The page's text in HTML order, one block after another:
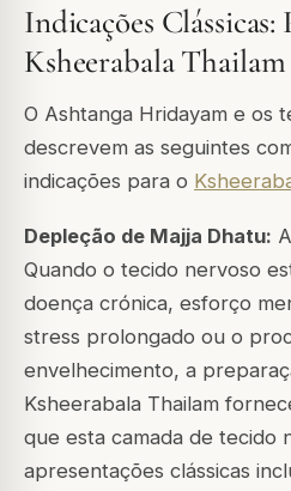
Indicações Clássicas:
Ksheerabala Thailam
O Ashtanga Hridayam e os
descrevem as seguintes
indicações para o
Depleção de Majja Dhatu:
Quando o tecido nervoso
doença crónica, esforço
stress prolongado ou o
envelhecimento, a
Ksheerabala Thailam
que esta camada de tecido
apresentações clássicas